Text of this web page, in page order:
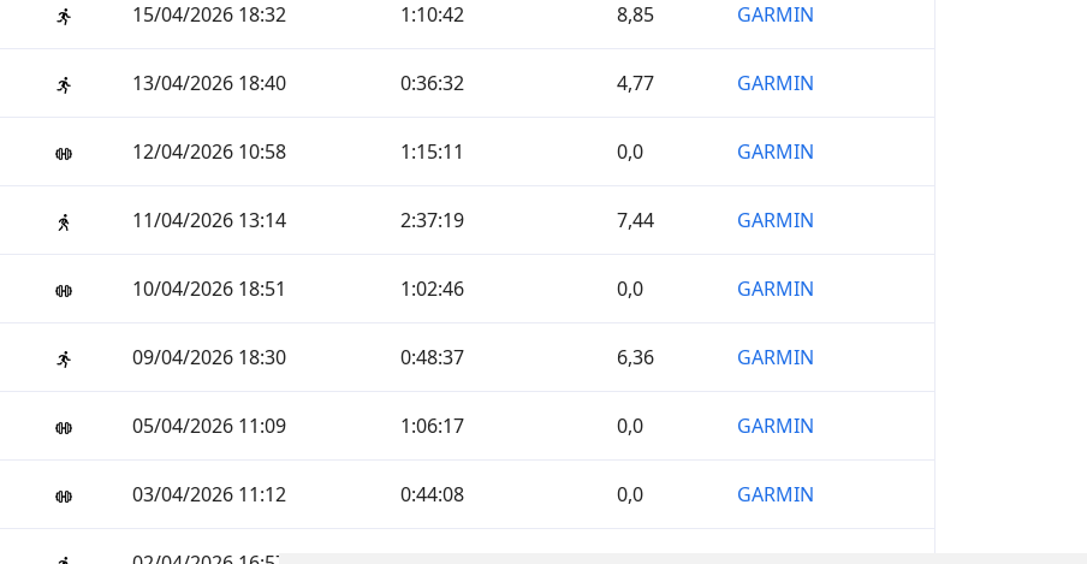
15/04/2026 18:32 1:10:42 8,85 GARMIN
13/04/2026 18:40 0:36:32 4,77 GARMIN
12/04/2026 10:58 1:15:11 0,0 GARMIN
11/04/2026 13:14 2:37:19 7,44 GARMIN
10/04/2026 18:51 1:02:46 0,0 GARMIN
09/04/2026 18:30 0:48:37 6,36 GARMIN
05/04/2026 11:09 1:06:17 0,0 GARMIN
03/04/2026 11:12 0:44:08 0,0 GARMIN